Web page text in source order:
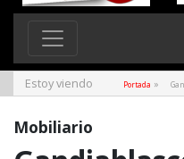
Estoy viendo Portada »
Mobiliario